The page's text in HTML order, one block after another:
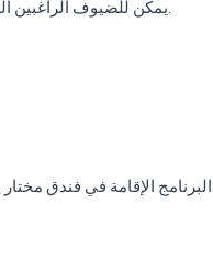
يمكن للضيوف الراغبين المشاركة في جولة المنطاد مقابل تكلفة إضافية، والحصول على فرصة مشاهدة كابادوكيا من السماء.
الإقامة في فندق